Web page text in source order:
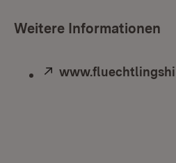
Weitere Informationen
Extern: